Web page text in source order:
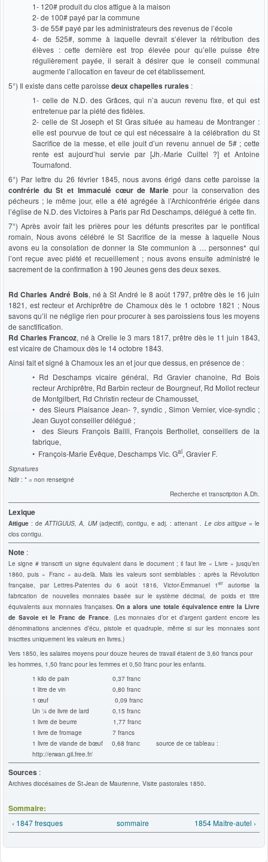
1- 120# produit du clos attigue à la maison
2- de 100# payé par la commune
3- de 55# payé par les administrateurs des revenus de l’école
4- de 525#, somme à laquelle devrait s’élever la rétribution des
élèves : cette dernière est trop élevée pour qu’elle puisse être
régulièrement payée, il serait à désirer que le conseil communal
augmente l’allocation en faveur de cet établissement.
5°) Il existe dans cette paroisse deux chapelles rurales :
1- celle de N.D. des Grâces, qui n’a aucun revenu fixe, et qui est
entretenue par la piété des fidèles.
2- celle de St Joseph et St Gras située au hameau de Montranger :
elle est pourvue de tout ce qui est nécessaire à la célébration du St
Sacrifice de la messe, et elle jouit d’un revenu annuel de 5# ; cette
rente est aujourd’hui servie par [Jh.-Marie Cuiltel ?] et Antoine
Tournafond.
6°) Par lettre du 26 février 1845, nous avons érigé dans cette paroisse la
confrérie du St et Immaculé cœur de Marie pour la conservation des
pécheurs ; le même jour, elle a été agrégée à l’Archiconfrérie érigée dans
l’église de N.D. des Victoires à Paris par Rd Deschamps, délégué à cette fin.
7°) Après avoir fait les prières pour les défunts prescrites par le pontifical
romain, Nous avons célébré le St Sacrifice de la messe à laquelle Nous
avons eu la consolation de donner la Ste communion à … personnes* qui
l’ont reçue avec piété et recueillement ; nous avons ensuite administré le
sacrement de la confirmation à 190 Jeunes gens des deux sexes.
Rd Charles André Bois, né à St André le 8 août 1797, prêtre dès le 16 juin
1821, est recteur et Archiprêtre de Chamoux dès le 1 octobre 1821 ; Nous
savons qu’il ne néglige rien pour procurer à ses paroissiens tous les moyens
de sanctification.
Rd Charles Francoz, né à Orelle le 3 mars 1817, prêtre dès le 11 juin 1843,
est vicaire de Chamoux dès le 14 octobre 1843.
Ainsi fait et signé à Chamoux les an et jour que dessus, en présence de :
• Rd Deschamps vicaire général, Rd Gravier chanoine, Rd Bois
recteur Archiprêtre, Rd Barbin recteur de Bourgneuf, Rd Mollot recteur
de Montgilbert, Rd Christin recteur de Chamousset,
• des Sieurs Plaisance Jean- ?, syndic , Simon Vernier, vice-syndic ;
Jean Guyot conseiller délégué ;
• des Sieurs François Bailli, François Berthollet, conseillers de la
fabrique,
• François-Marie Évêque, Deschamps Vic. Gal, Gravier F.
Signatures
Ndlr : * = non renseigné
Recherche et transcription A.Dh.
Lexique
Attigue : deATTIGUUS, A, UM(adjectif), contigu, e adj. : attenant . Le clos attigue= le
clos contigu.
Note :
Le signe # transcrit un signe équivalent dans le document ; il faut lire « Livre » jusqu’en
1860, puis « Franc » au-delà. Mais les valeurs sont semblables : après la Révolution
française, par Lettres-Patentes du 6 août 1816, Victor-Emmanuel 1er autorise la
fabrication de nouvelles monnaies basée sur le système décimal, de poids et titre
équivalents aux monnaies françaises.On a alors une totale équivalence entre la Livre
de Savoie et le Franc de France. (Les monnaies d’or et d’argent gardent encore les
dénominations anciennes d’écu, pistole et quadruple, même si sur les monnaies sont
inscrites uniquement les valeurs en livres.)
Vers 1850, les salaires moyens pour douze heures de travail étaient de 3,60 francs pour
les hommes, 1,50 franc pour les femmes et 0,50 franc pour les enfants.
1 kilo de pain 0,37 franc
1 litre de vin 0,80 franc
1 œuf 0,09 franc
Un ¼ de livre de lard 0,15 franc
1 livre de beurre 1,77 franc
1 livre de fromage 7 francs
1 livre de viande de bœuf 0,68 franc source de ce tableau :
http://erwan.gil.free.fr/
Sources :
Archives diocésaines de St-Jean de Maurienne, Visite pastorales 1850.
Sommaire:
‹ 1847 fresques sommaire 1854 Maître-autel ›